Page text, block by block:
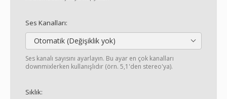
Ses Kanalları:
Otomatik (Değişiklik yok)
Ses kanalı sayısını ayarlayın. Bu ayar en çok kanalları
downmixlerken kullanışlıdır (örn. 5,1'den stereo'ya).
Sıklık: